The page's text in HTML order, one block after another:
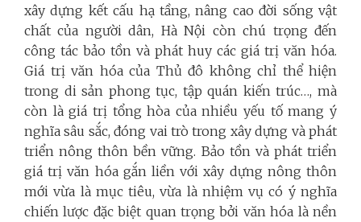
xây dựng kết cấu hạ tầng, nâng cao đời sống vật
chất của người dân, Hà Nội còn chú trọng đến
công tác bảo tồn và phát huy các giá trị văn hóa.
Giá trị văn hóa của Thủ đô không chỉ thể hiện
trong di sản phong tục, tập quán kiến trúc…, mà
còn là giá trị tổng hòa của nhiều yếu tố mang ý
nghĩa sâu sắc, đóng vai trò trong xây dựng và phát
triển nông thôn bền vững. Bảo tồn và phát triển
giá trị văn hóa gắn liền với xây dựng nông thôn
mới vừa là mục tiêu, vừa là nhiệm vụ có ý nghĩa
chiến lược đặc biệt quan trọng bởi văn hóa là nền